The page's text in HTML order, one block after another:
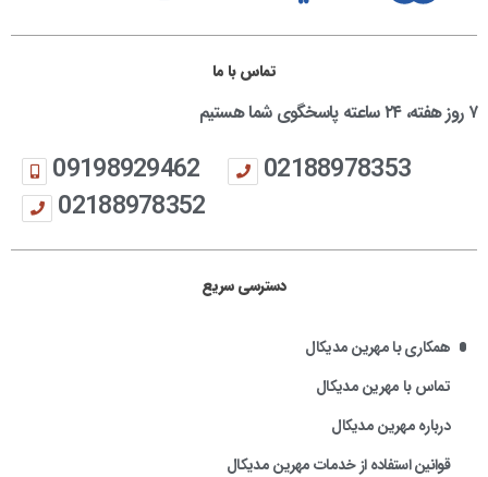
تماس با ما
۷ روز هفته، ۲۴ ساعته پاسخگوی شما هستیم
09198929462
02188978353
02188978352
دسترسی سریع
همکاری با مهرین مدیکال
تماس با مهرین مدیکال
درباره مهرین مدیکال
قوانین استفاده از خدمات مهرین مدیکال